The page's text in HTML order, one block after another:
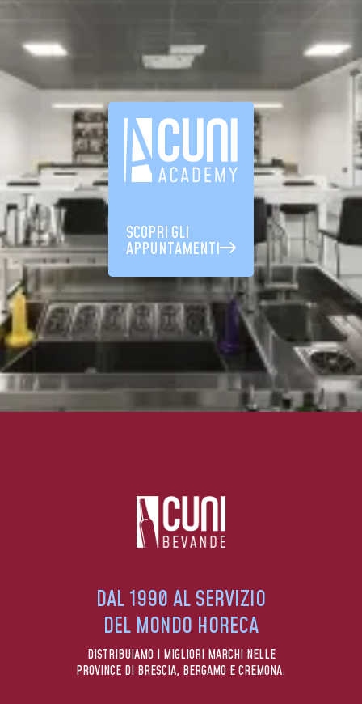
SCOPRI GLI
APPUNTAMENTI
DAL 1990 AL SERVIZIO
DEL MONDO HORECA
DISTRIBUIAMO I MIGLIORI MARCHI NELLE
PROVINCE DI BRESCIA, BERGAMO E CREMONA.